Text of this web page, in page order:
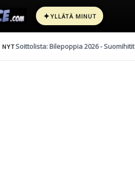
✦YLLÄTÄ MINUT
NYTSoittolista: Bilepoppia 2026 - Suomihitit